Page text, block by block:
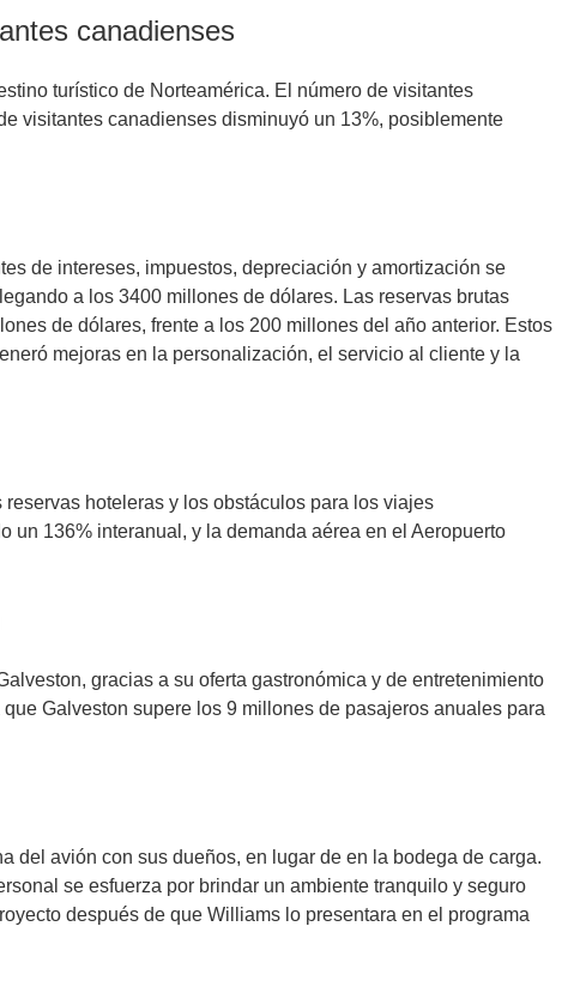
canadienses
turístico de Norteamérica. El número de visitantes
visitantes canadienses disminuyó un 13%, posiblemente
de intereses, impuestos, depreciación y amortización se
a los 3400 millones de dólares. Las reservas brutas
de dólares, frente a los 200 millones del año anterior. Estos
mejoras en la personalización, el servicio al cliente y la
hoteleras y los obstáculos para los viajes
136% interanual, y la demanda aérea en el Aeropuerto
gracias a su oferta gastronómica y de entretenimiento
Galveston supere los 9 millones de pasajeros anuales para
del avión con sus dueños, en lugar de en la bodega de carga.
se esfuerza por brindar un ambiente tranquilo y seguro
después de que Williams lo presentara en el programa